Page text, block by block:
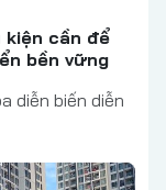
cần để
bền vững
diễn biến diễn